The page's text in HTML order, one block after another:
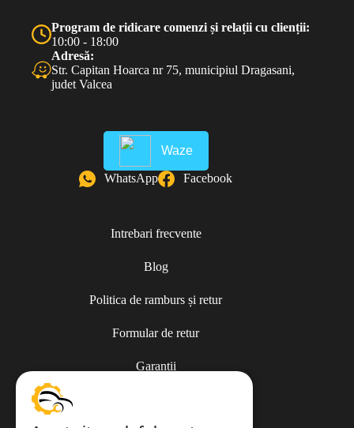
Program de ridicare comenzi și relații cu clienții:
10:00 - 18:00
Adresă:
Str. Capitan Hoarca nr 75, municipiul Dragasani,
judet Valcea
Waze
WhatsApp Facebook
Intrebari frecvente
Blog
Politica de ramburs și retur
Formular de retur
Garanții